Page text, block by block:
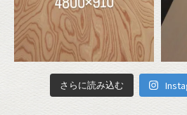
さらに読み込む